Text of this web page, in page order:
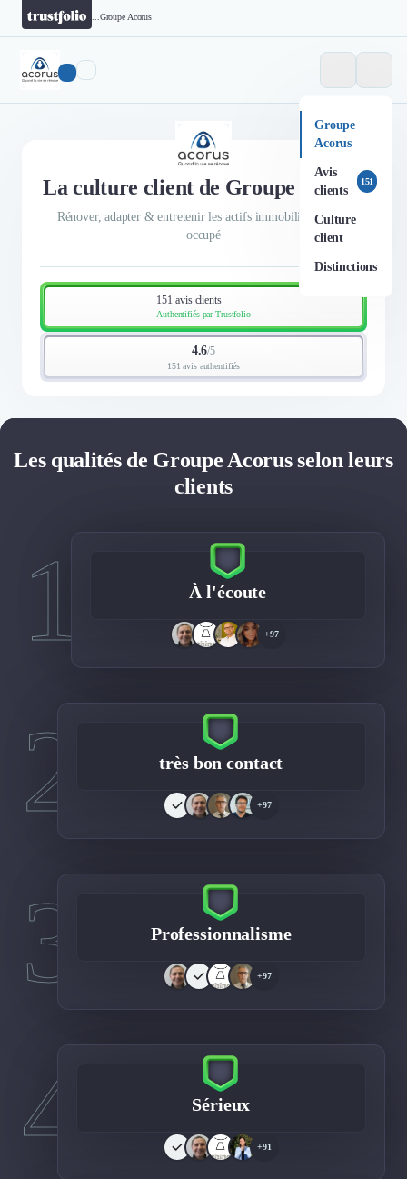
Groupe Acorus
Groupe
Acorus
Avis
clients
151
Culture
client
Distinctions
La culture client de Groupe Acorus
Rénover, adapter & entretenir les actifs immobiliers en site
occupé
151 avis clients
Authentifiés par Trustfolio
4.6/5
151 avis authentifiés
Les qualités de Groupe Acorus selon leurs
clients
1 À l'écoute
+97
2 très bon contact
+97
3 Professionnalisme
+97
4 Sérieux
+91